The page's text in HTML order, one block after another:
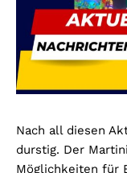
Nach all diesen
durstig. Der
Möglichkeiten für